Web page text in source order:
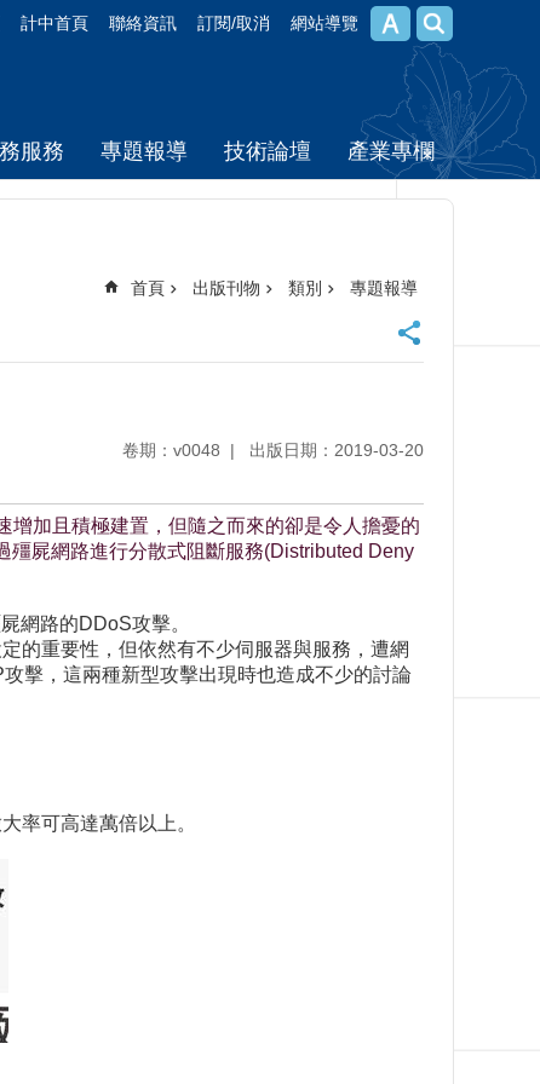
計中首頁 聯絡資訊 訂閱/取消 網站導覽
服務 專題報導 技術論壇 產業專欄
首頁 出版刊物 類別 專題報導
卷期：v0048 出版日期：2019-03-20
增加且積極建置，但隨之而來的卻是令人擔憂的
屍網路進行分散式阻斷服務(Distributed Deny
網路的DDoS攻擊。
的重要性，但依然有不少伺服器與服務，遭網
擊，這兩種新型攻擊出現時也造成不少的討論
率可高達萬倍以上。